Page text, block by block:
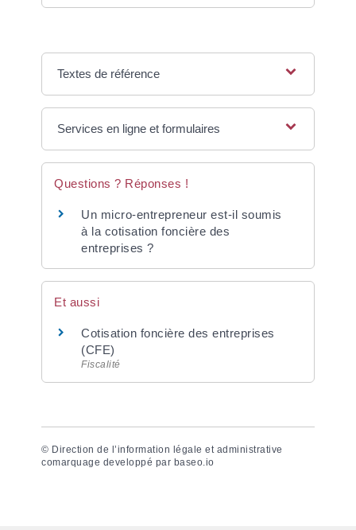
Textes de référence
Services en ligne et formulaires
Questions ? Réponses !
Un micro-entrepreneur est-il soumis
à la cotisation foncière des
entreprises ?
Et aussi
Cotisation foncière des entreprises
(CFE)
Fiscalité
© Direction de l’information légale et administrative
comarquage developpé par baseo.io